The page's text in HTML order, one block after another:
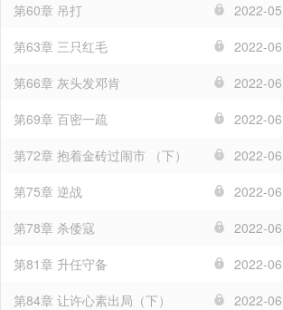
第60章 吊打
2022-05
第63章 三只红毛
2022-06
第66章 灰头发邓肯
2022-06
第69章 百密一疏
2022-06
第72章 抱着金砖过闹市 （下）
2022-06
第75章 逆战
2022-06
第78章 杀倭寇
2022-06
第81章 升任守备
2022-06
第84章 让许心素出局（下）
2022-06